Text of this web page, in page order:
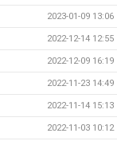
2023-01-09 13:06
2022-12-14 12:55
2022-12-09 16:19
2022-11-23 14:49
2022-11-14 15:13
2022-11-03 10:12